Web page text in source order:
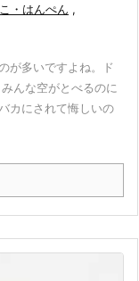
・はんぺん ,
が多いですよね。ド
んな空がとべるのに
カにされて悔しいの